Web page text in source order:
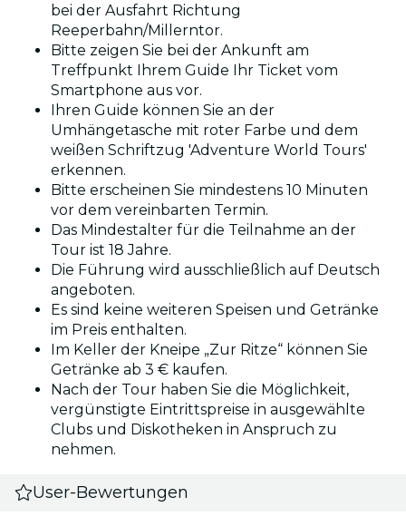
bei der Ausfahrt Richtung
Reeperbahn/Millerntor.
Bitte zeigen Sie bei der Ankunft am
Treffpunkt Ihrem Guide Ihr Ticket vom
Smartphone aus vor.
Ihren Guide können Sie an der
Umhängetasche mit roter Farbe und dem
weißen Schriftzug 'Adventure World Tours'
erkennen.
Bitte erscheinen Sie mindestens 10 Minuten
vor dem vereinbarten Termin.
Das Mindestalter für die Teilnahme an der
Tour ist 18 Jahre.
Die Führung wird ausschließlich auf Deutsch
angeboten.
Es sind keine weiteren Speisen und Getränke
im Preis enthalten.
Im Keller der Kneipe „Zur Ritze“ können Sie
Getränke ab 3 € kaufen.
Nach der Tour haben Sie die Möglichkeit,
vergünstigte Eintrittspreise in ausgewählte
Clubs und Diskotheken in Anspruch zu
nehmen.
User-Bewertungen